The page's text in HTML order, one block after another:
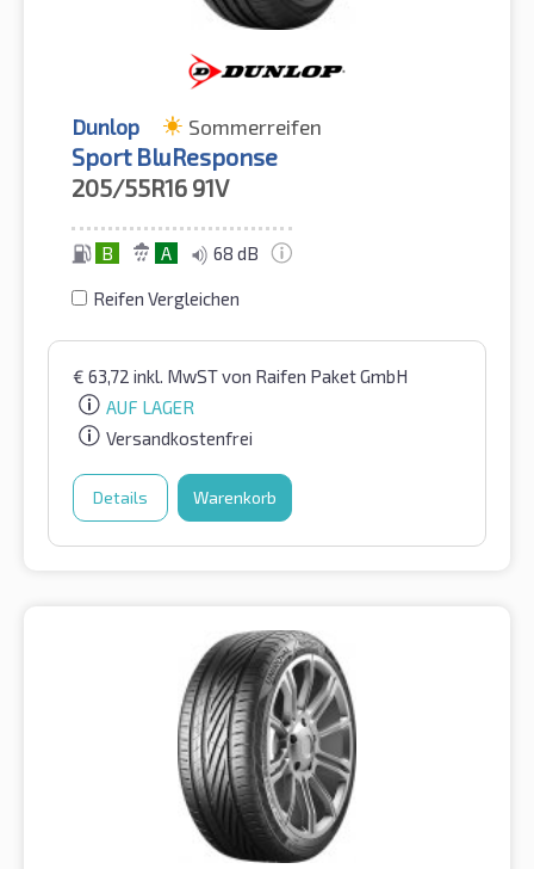
Dunlop Sommerreifen
Sport BluResponse
205/55R16 91V
B A 68 dB
Reifen Vergleichen
€ 63,72 inkl. MwSTvon Raifen Paket GmbH
AUF LAGER
Versandkostenfrei
Details Warenkorb